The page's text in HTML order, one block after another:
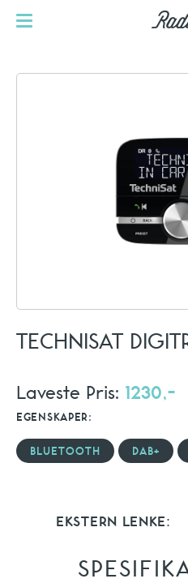
TECHNISAT
Laveste Pris: 1230,-
EGENSKAPER:
BLUETOOTH DAB+
EKSTERN LENKE: